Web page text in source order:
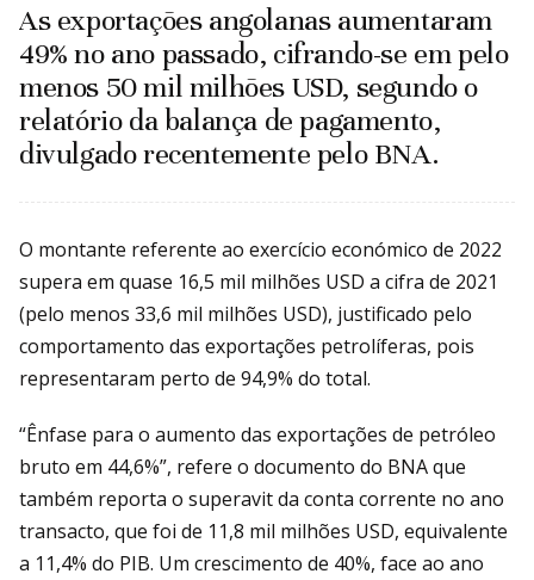
As exportações angolanas aumentaram
49% no ano passado, cifrando-se em pelo
menos 50 mil milhões USD, segundo o
relatório da balança de pagamento,
divulgado recentemente pelo BNA.
O montante referente ao exercício económico de 2022
supera em quase 16,5 mil milhões USD a cifra de 2021
(pelo menos 33,6 mil milhões USD), justificado pelo
comportamento das exportações petrolíferas, pois
representaram perto de 94,9% do total.
“Ênfase para o aumento das exportações de petróleo
bruto em 44,6%”, refere o documento do BNA que
também reporta o superavit da conta corrente no ano
transacto, que foi de 11,8 mil milhões USD, equivalente
a 11,4% do PIB. Um crescimento de 40%, face ao ano